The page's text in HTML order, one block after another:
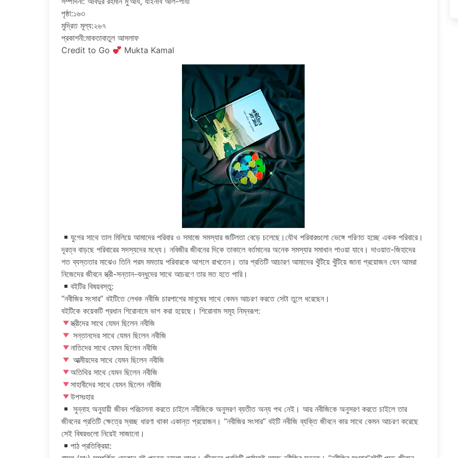
পৃষ্ঠা:১৬৩
মুদ্রিত মূল্য:২৬৭
প্রকাশনী:মাকতাবাতুল আসলাফ
Credit to Go
Mukta Kamal
যুগের সাথে তাল মিলিয়ে আমাদের পরিবার ও সমাজে সমস্যার জটিলতা বেড়ে চলেছে।যৌথ পরিবারগুলো ভেঙ্গে পরিণত হচ্ছে একক পরিবারে।
দূরত্ব বাড়ছে পরিবারের সদস্যদের মধ্যে। নবিজীর জীবনের দিকে তাকালে বর্তমানের অনেক সমস্যার সমাধান পাওয়া যাবে। দাওয়াত-জিহাদের
শত ব্যস্ততার মাঝেও তিনি পরম মমতায় পরিবারকে আগলে রাখতেন। তার প্রতিটি আচারণ আমাদের খুঁটিয়ে খুঁটিয়ে জানা প্রয়োজন যেন আমরা
নিজেদের জীবনে স্ত্রী-সন্তান-বন্ধুদের সাথে আচরণে তার মত হতে পারি।
বইটির বিষয়বস্তু:
“নবীজির সংসার” বইটিতে লেখক নবীজি চারপাশের মানুষের সাথে কেমন আচরণ করতে সেটা তুলে ধরেছেন।
বইটিকে কয়েকটি প্রধান শিরোনামে ভাগ করা হয়েছে। শিরোনাম সমূহ নিম্নরূপ:
স্ত্রীদের সাথে যেমন ছিলেন নবীজি
সন্তানদের সাথে যেমন ছিলেন নবীজি
নাতিদের সাথে যেমন ছিলেন নবীজি
আত্মীয়দের সাথে যেমন ছিলেন নবীজি
অতিথির সাথে যেমন ছিলেন নবীজি
সাহাবীদের সাথে যেমন ছিলেন নবীজি
উপসঃহার
সুন্নাহ অনুযায়ী জীবন পরিচালনা করতে চাইলে নবীজিকে অনুসরণ ব্যতীত অন্য পথ নেই। আর নবীজিকে অনুসরণ করতে চাইলে তার
জীবনের প্রতিটি ক্ষেত্রে স্বচ্ছ ধারণা থাকা একান্ত প্রয়োজন। “নবীজির সংসার” বইটি নবীজি ব্যক্তি জীবনে কার সাথে কেমন আচরণ করেছে
সেই বিষয়গুলো নিয়েই সাজানো।
পাঠ প্রতিক্রিয়া: